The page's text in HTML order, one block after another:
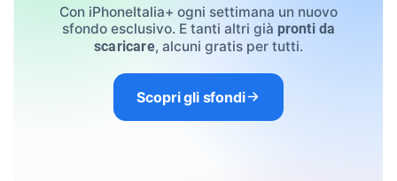
Con iPhoneItalia+ ogni settimana un nuovo
sfondo esclusivo. E tanti altri già pronti da
scaricare, alcuni gratis per tutti.
Scopri gli sfondi